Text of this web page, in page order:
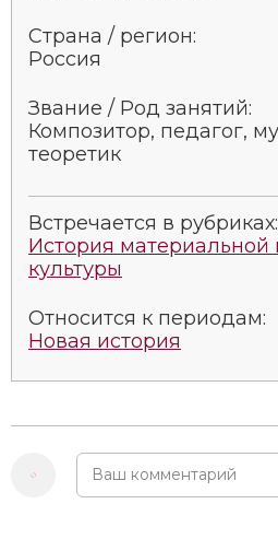
Страна / регион:
Россия
Звание / Род занятий:
Композитор, педагог,
теоретик
Встречается в рубриках:
История материальной
культуры
Относится к периодам:
Новая история